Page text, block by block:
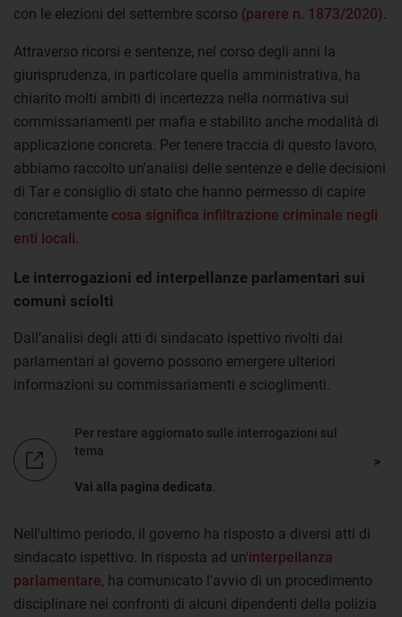
con le elezioni del settembre scorso (parere n. 1873/2020).
Attraverso ricorsi e sentenze, nel corso degli anni la
giurisprudenza, in particolare quella amministrativa, ha
chiarito molti ambiti di incertezza nella normativa sui
commissariamenti per mafia e stabilito anche modalità di
applicazione concreta. Per tenere traccia di questo lavoro,
abbiamo raccolto un'analisi delle sentenze e delle decisioni
di Tar e consiglio di stato che hanno permesso di capire
concretamente cosa significa infiltrazione criminale negli
enti locali.
Le interrogazioni ed interpellanze parlamentari sui
comuni sciolti
Dall'analisi degli atti di sindacato ispettivo rivolti dai
parlamentari al governo possono emergere ulteriori
informazioni su commissariamenti e scioglimenti.
Per restare aggiornato sulle interrogazioni sul
tema
Vai alla pagina dedicata
Nell'ultimo periodo, il governo ha risposto a diversi atti di
sindacato ispettivo. In risposta ad un'interpellanza
parlamentare, ha comunicato l’avvio di un procedimento
disciplinare nei confronti di alcuni dipendenti della polizia